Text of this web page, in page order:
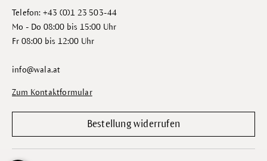
Telefon: +43 (0)1 23 503-44
Mo - Do 08:00 bis 15:00 Uhr
Fr 08:00 bis 12:00 Uhr
info@wala.at
Zum Kontaktformular
Bestellung widerrufen